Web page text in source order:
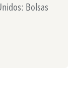
Bolsas